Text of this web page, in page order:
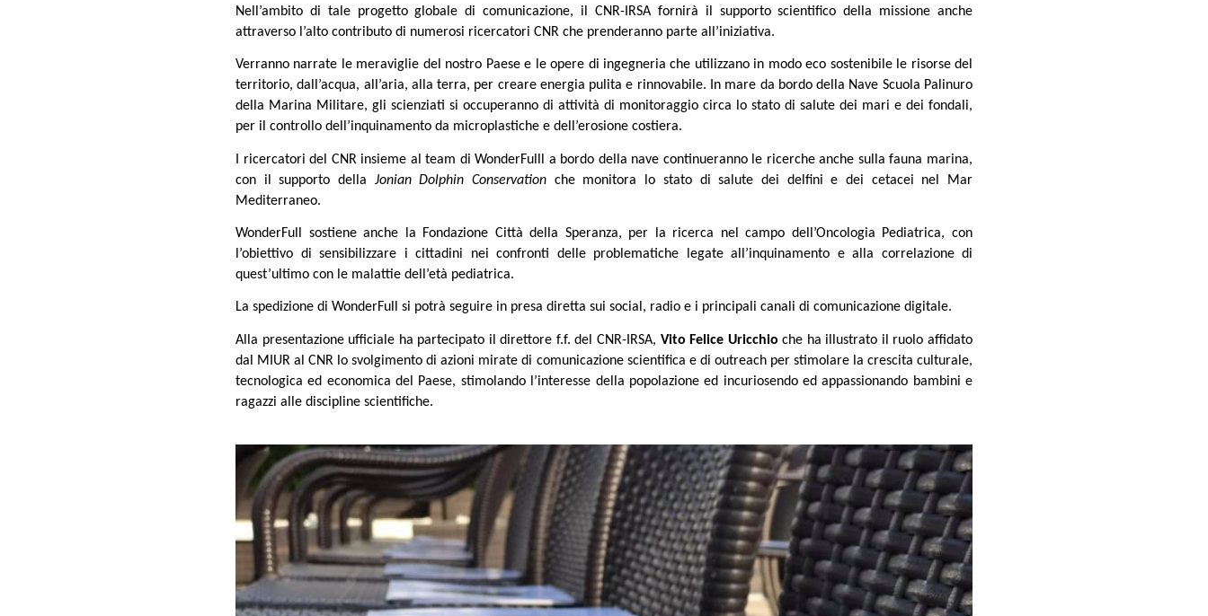
Nell’ambito di tale progetto globale di comunicazione, il CNR-IRSA fornirà il supporto scientifico della missione anche
attraverso l’alto contributo di numerosi ricercatori CNR che prenderanno parte all’iniziativa.
Verranno narrate le meraviglie del nostro Paese e le opere di ingegneria che utilizzano in modo eco sostenibile le risorse del
territorio, dall’acqua, all’aria, alla terra, per creare energia pulita e rinnovabile. In mare da bordo della Nave Scuola Palinuro
della Marina Militare, gli scienziati si occuperanno di attività di monitoraggio circa lo stato di salute dei mari e dei fondali,
per il controllo dell’inquinamento da microplastiche e dell’erosione costiera.
I ricercatori del CNR insieme al team di WonderFulll a bordo della nave continueranno le ricerche anche sulla fauna marina,
con il supporto della Jonian Dolphin Conservation che monitora lo stato di salute dei delfini e dei cetacei nel Mar
Mediterraneo.
WonderFull sostiene anche la Fondazione Città della Speranza, per la ricerca nel campo dell’Oncologia Pediatrica, con
l’obiettivo di sensibilizzare i cittadini nei confronti delle problematiche legate all’inquinamento e alla correlazione di
quest’ultimo con le malattie dell’età pediatrica.
La spedizione di WonderFull si potrà seguire in presa diretta sui social, radio e i principali canali di comunicazione digitale.
Alla presentazione ufficiale ha partecipato il direttore f.f. del CNR-IRSA, Vito Felice Uricchio che ha illustrato il ruolo affidato
dal MIUR al CNR lo svolgimento di azioni mirate di comunicazione scientifica e di outreach per stimolare la crescita culturale,
tecnologica ed economica del Paese, stimolando l’interesse della popolazione ed incuriosendo ed appassionando bambini e
ragazzi alle discipline scientifiche.